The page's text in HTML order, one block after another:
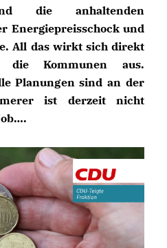
die anhaltenden
Energiepreisschock und
All das wirkt sich direkt
Kommunen aus.
Planungen sind an der
ist derzeit nicht